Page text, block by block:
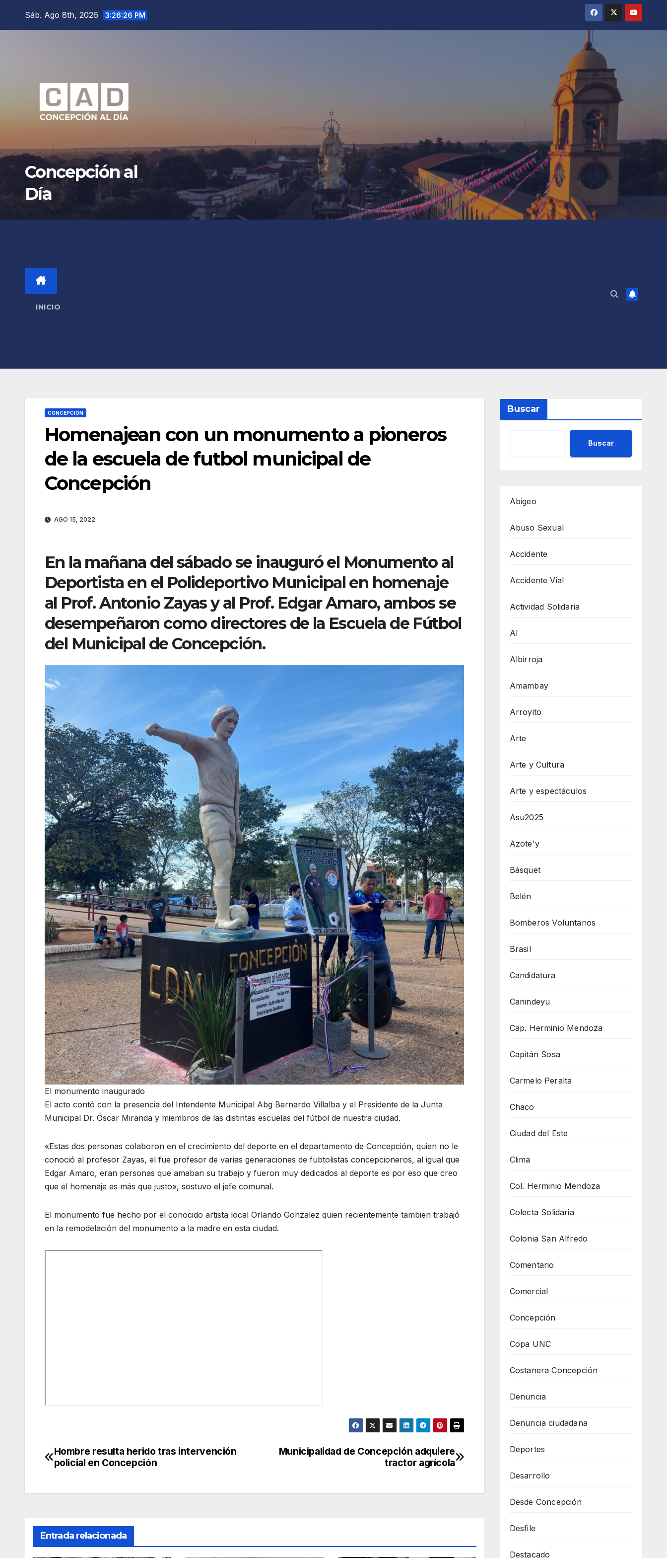
Sáb. Ago 8th, 2026 3:26:28 PM
Concepción al
Día
INICIO
CONCEPCIÓN
Homenajean con un monumento a pioneros
de la escuela de futbol municipal de
Concepción
AGO 15, 2022
En la mañana del sábado se inauguró el Monumento al
Deportista en el Polideportivo Municipal en homenaje
al Prof. Antonio Zayas y al Prof. Edgar Amaro, ambos se
desempeñaron como directores de la Escuela de Fútbol
del Municipal de Concepción.
El monumento inaugurado
El acto contó con la presencia del Intendente Municipal Abg Bernardo Villalba y el Presidente de la Junta
Municipal Dr. Óscar Miranda y miembros de las distintas escuelas del fútbol de nuestra ciudad.
«Estas dos personas colaboron en el crecimiento del deporte en el departamento de Concepción, quien no le
conoció al profesor Zayas, el fue profesor de varias generaciones de fubtolistas concepcioneros, al igual que
Edgar Amaro, eran personas que amaban su trabajo y fueron muy dedicados al deporte es por eso que creo
que el homenaje es más que justo», sostuvo el jefe comunal.
El monumento fue hecho por el conocido artista local Orlando Gonzalez quien recientemente tambien trabajó
en la remodelación del monumento a la madre en esta ciudad.
Navegación
entradas
Municipalidad de Concepción adquiere
tractor agrícola
Hombre resulta herido tras intervención
policial en Concepción
Entrada relacionada
Buscar
Buscar
Abigeo
Abuso Sexual
Accidente
Accidente Vial
Actividad Solidaria
AI
Albirroja
Amambay
Arroyito
Arte
Arte y Cultura
Arte y espectáculos
Asu2025
Azote'y
Básquet
Belén
Bomberos Voluntarios
Brasil
Candidatura
Canindeyu
Cap. Herminio Mendoza
Capitán Sosa
Carmelo Peralta
Chaco
Ciudad del Este
Clima
Col. Herminio Mendoza
Colecta Solidaria
Colonia San Alfredo
Comentario
Comercial
Concepción
Copa UNC
Costanera Concepción
Denuncia
Denuncia ciudadana
Deportes
Desarrollo
Desde Concepción
Desfile
Destacado